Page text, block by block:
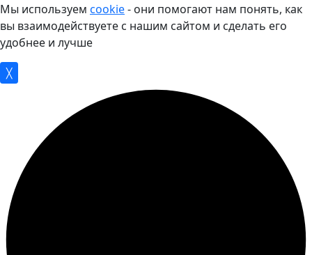
Мы используем cookie- они помогают нам понять, как
вы взаимодействуете с нашим сайтом и сделать его
удобнее и лучше
╳